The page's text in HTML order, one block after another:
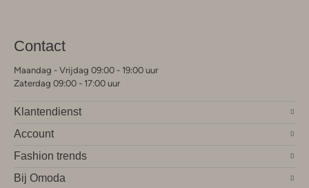
Contact
Maandag - Vrijdag 09:00 - 19:00 uur
Zaterdag 09:00 - 17:00 uur
Klantendienst
Account
Fashion trends
Bij Omoda